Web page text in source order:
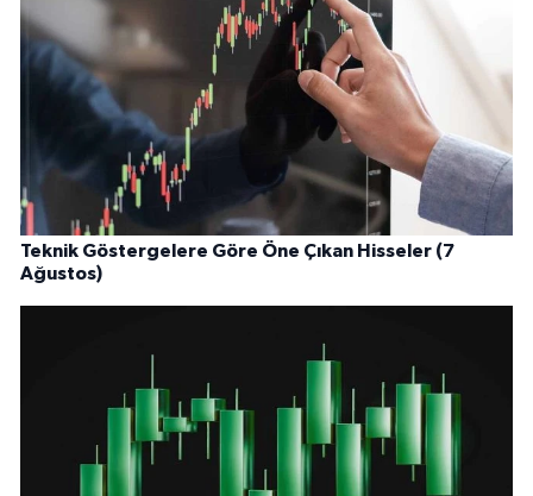
Teknik Göstergelere Göre Öne Çıkan Hisseler (7
Ağustos)